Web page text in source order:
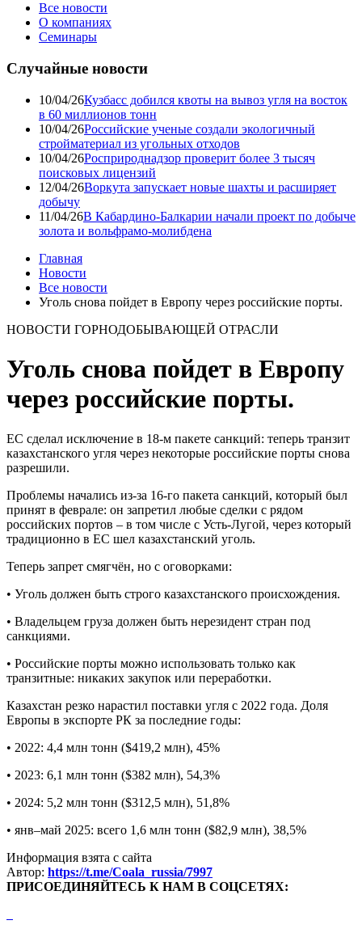
Все новости
О компаниях
Семинары
Случайные новости
10/04/26Кузбасс добился квоты на вывоз угля на восток
в 60 миллионов тонн
10/04/26Российские ученые создали экологичный
стройматериал из угольных отходов
10/04/26Росприроднадзор проверит более 3 тысяч
поисковых лицензий
12/04/26Воркута запускает новые шахты и расширяет
добычу
11/04/26В Кабардино-Балкарии начали проект по добыче
золота и вольфрамо-молибдена
Главная
Новости
Все новости
Уголь снова пойдет в Европу через российские порты.
НОВОСТИ ГОРНОДОБЫВАЮЩЕЙ ОТРАСЛИ
Уголь снова пойдет в Европу
через российские порты.
ЕС сделал исключение в 18-м пакете санкций: теперь транзит
казахстанского угля через некоторые российские порты снова
разрешили.
Проблемы начались из-за 16-го пакета санкций, который был
принят в феврале: он запретил любые сделки с рядом
российских портов – в том числе с Усть-Лугой, через который
традиционно в ЕС шел казахстанский уголь.
Теперь запрет смягчён, но с оговорками:
• Уголь должен быть строго казахстанского происхождения.
• Владельцем груза должен быть нерезидент стран под
санкциями.
• Российские порты можно использовать только как
транзитные: никаких закупок или переработки.
Казахстан резко нарастил поставки угля с 2022 года. Доля
Европы в экспорте РК за последние годы:
• 2022: 4,4 млн тонн ($419,2 млн), 45%
• 2023: 6,1 млн тонн ($382 млн), 54,3%
• 2024: 5,2 млн тонн ($312,5 млн), 51,8%
• янв–май 2025: всего 1,6 млн тонн ($82,9 млн), 38,5%
Информация взята с сайта
Автор: https://t.me/Coala_russia/7997
ПРИСОЕДИНЯЙТЕСЬ К НАМ В СОЦСЕТЯХ: